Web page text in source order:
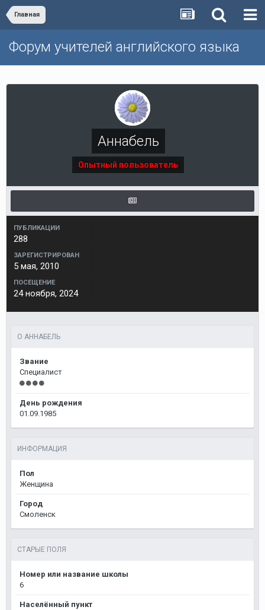
Главная
Форум учителей английского языка
Аннабель
Опытный пользователь
ПУБЛИКАЦИИ
288
ЗАРЕГИСТРИРОВАН
5 мая, 2010
ПОСЕЩЕНИЕ
24 ноября, 2024
О АННАБЕЛЬ
Звание
Специалист
День рождения
01.09.1985
ИНФОРМАЦИЯ
Пол
Женщина
Город
Смоленск
СТАРЫЕ ПОЛЯ
Номер или название школы
6
Населённый пункт